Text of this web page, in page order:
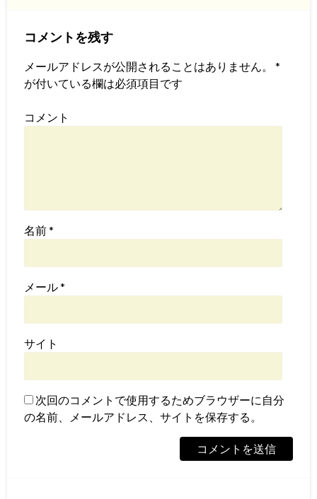
コメントを残す
メールアドレスが公開されることはありません。
*
が付いている欄は必須項目です
コメント
名前*
メール*
サイト
次回のコメントで使用するためブラウザーに自分
の名前、メールアドレス、サイトを保存する。